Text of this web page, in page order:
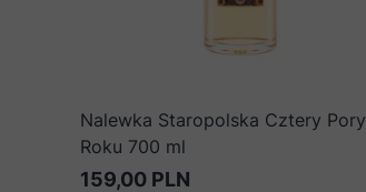
Nalewka Staropolska Cztery Pory
Roku 700 ml
159,00 PLN